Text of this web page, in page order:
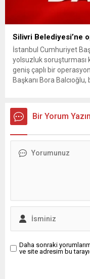
Silivri Belediyesi’ne
İstanbul Cumhuriyet
yolsuzluk soruşturması
geniş çaplı bir
Başkanı Bora
inceleme ve arama
Bir Yorum Yazın
Daha sonraki
ve site adresim bu